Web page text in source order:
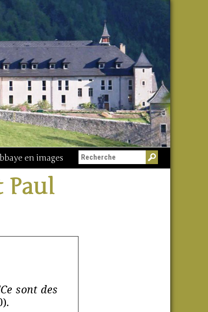
en images
Paul
sont des